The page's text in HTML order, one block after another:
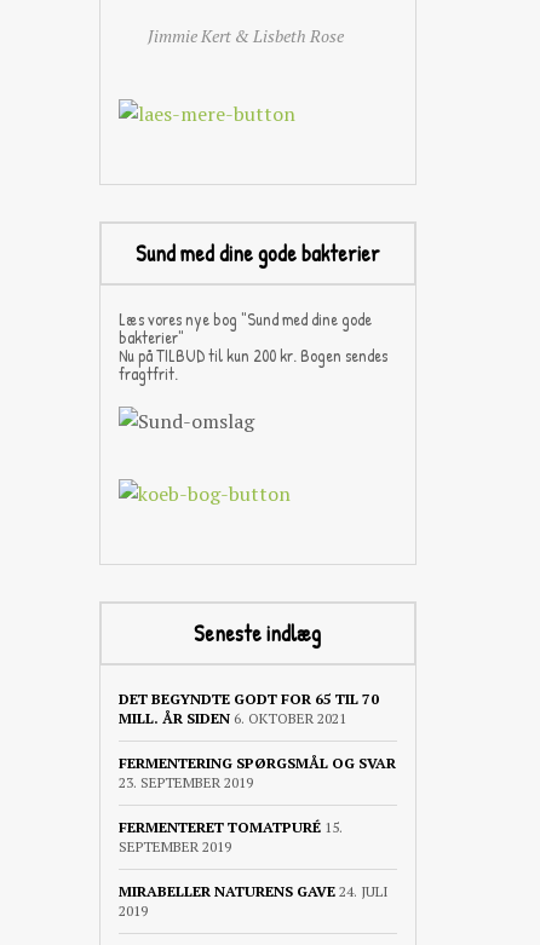
Jimmie Kert & Lisbeth Rose
Sund med dine gode bakterier
Læs vores nye bog "Sund med dine gode
bakterier"
Nu på TILBUD til kun 200 kr. Bogen sendes
fragtfrit.
Seneste indlæg
DET BEGYNDTE GODT FOR 65 TIL 70
MILL. ÅR SIDEN 6. OKTOBER 2021
FERMENTERING SPØRGSMÅL OG SVAR
23. SEPTEMBER 2019
FERMENTERET TOMATPURÉ 15.
SEPTEMBER 2019
MIRABELLER NATURENS GAVE 24. JULI
2019